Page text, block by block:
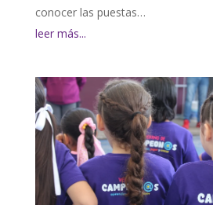
conocer las puestas…
leer más...